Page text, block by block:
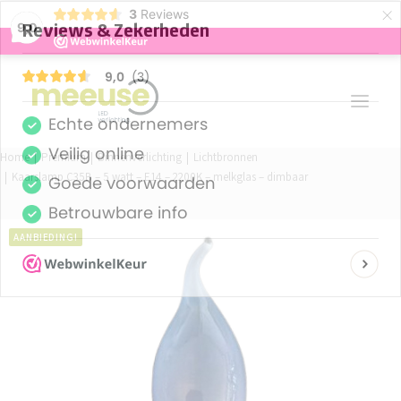
9,0
3 Reviews ×
PREMIUM ASSORTIMENT
BUDGET ASSORTIMENT
OUTLED ASSORTIMENT
Home Premium Binnenverlichting
Lichtbronnen
Kaarslamp C35B – 5 watt – E14 – 2200K – melkglas – dimbaar
AANBIEDING!